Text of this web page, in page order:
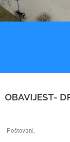
OBAVIJEST-
Poštovani,